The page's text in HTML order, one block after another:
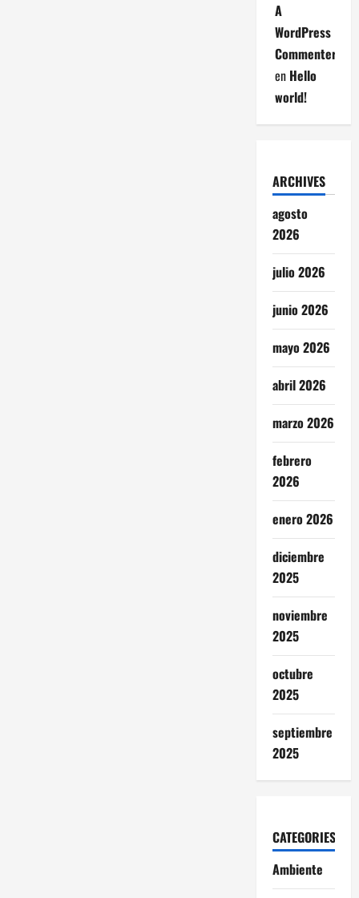
A
WordPress
Commenter
en Hello
world!
ARCHIVES
agosto
2026
julio 2026
junio 2026
mayo 2026
abril 2026
marzo 2026
febrero
2026
enero 2026
diciembre
2025
noviembre
2025
octubre
2025
septiembre
2025
CATEGORIES
Ambiente